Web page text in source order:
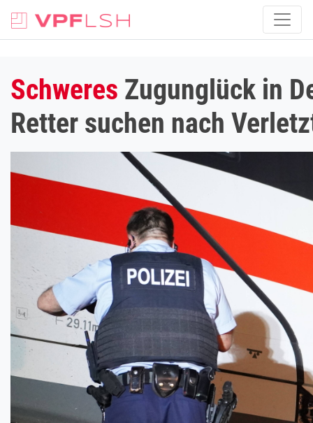
Schweres Zugunglück in
Retter suchen nach